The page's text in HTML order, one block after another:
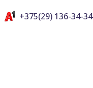
+375(29) 136-34-34